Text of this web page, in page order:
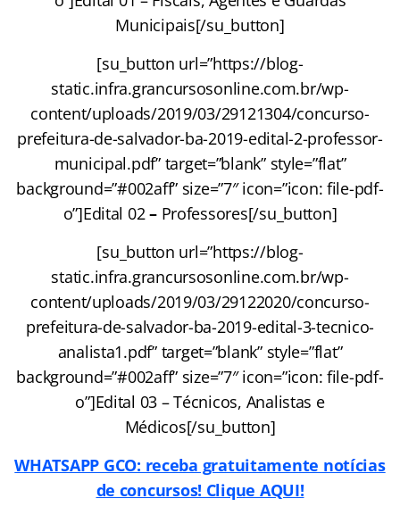
Municipais[/su_button]
[su_button url=”https://blog-
static.infra.grancursosonline.com.br/wp-
content/uploads/2019/03/29121304/concurso-
prefeitura-de-salvador-ba-2019-edital-2-professor-
municipal.pdf” target=”blank” style=”flat”
background=”#002aff” size=”7″ icon=”icon: file-pdf-
o”]Edital 02– Professores[/su_button]
[su_button url=”https://blog-
static.infra.grancursosonline.com.br/wp-
content/uploads/2019/03/29122020/concurso-
prefeitura-de-salvador-ba-2019-edital-3-tecnico-
analista1.pdf” target=”blank” style=”flat”
background=”#002aff” size=”7″ icon=”icon: file-pdf-
o”]Edital 03 – Técnicos, Analistas e
Médicos[/su_button]
WHATSAPP GCO: receba gratuitamente notícias
de concursos! Clique AQUI!